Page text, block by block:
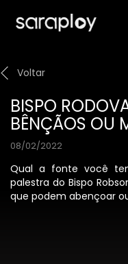
Voltar
BISPO
BÊNÇÃOS OU
08/02/2022
Qual a fonte você
palestra do Bispo
que podem abençoar